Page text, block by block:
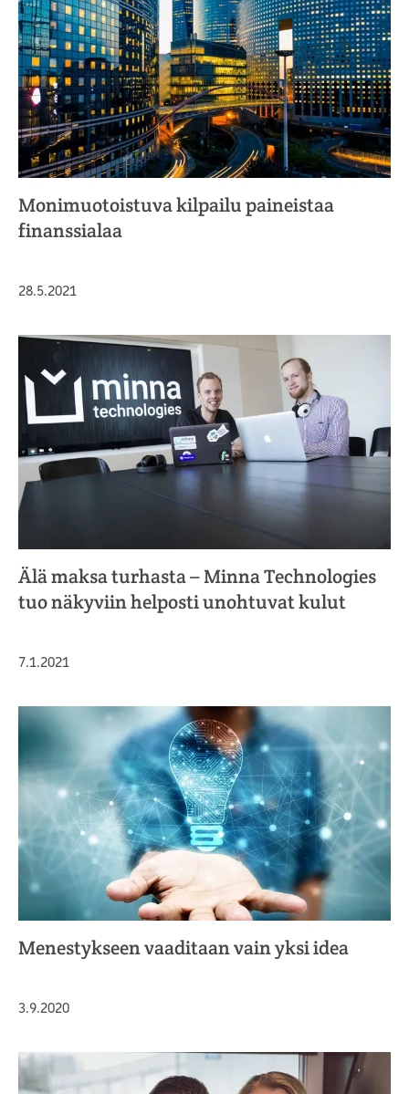
Monimuotoistuva kilpailu paineistaa
finanssialaa
Julkaistu
28.5.2021
Älä maksa turhasta – Minna Technologies
tuo näkyviin helposti unohtuvat kulut
Julkaistu
7.1.2021
Menestykseen vaaditaan vain yksi idea
Julkaistu
3.9.2020